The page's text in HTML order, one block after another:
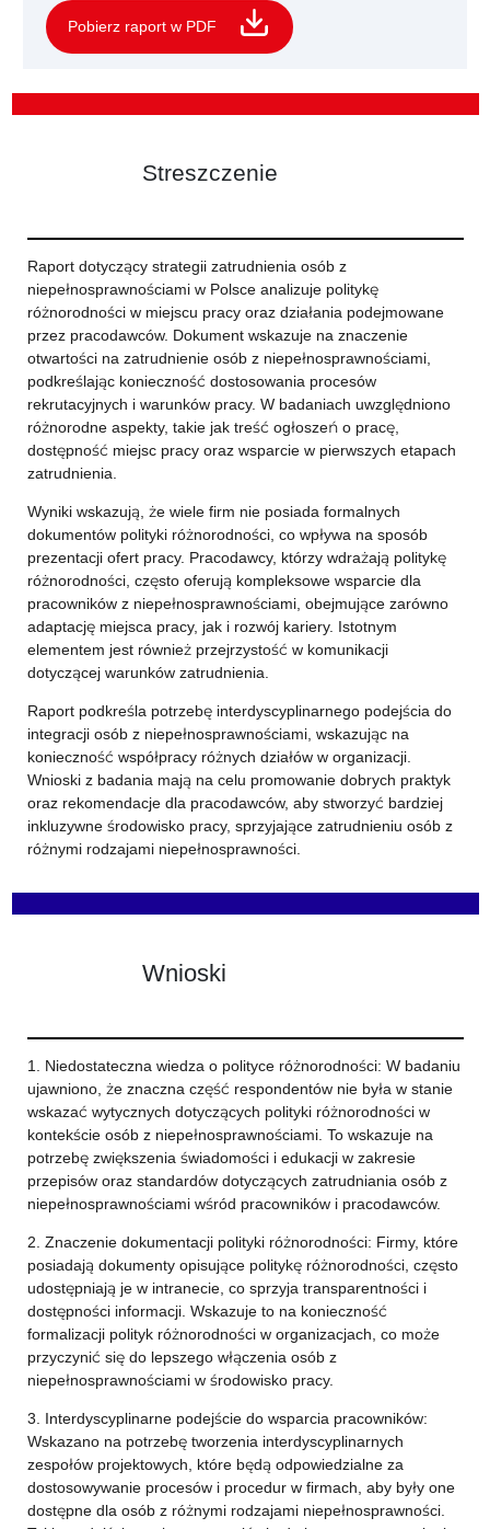
Pobierz raport w PDF
Streszczenie
Raport dotyczący strategii zatrudnienia osób z
niepełnosprawnościami w Polsce analizuje politykę
różnorodności w miejscu pracy oraz działania podejmowane
przez pracodawców. Dokument wskazuje na znaczenie
otwartości na zatrudnienie osób z niepełnosprawnościami,
podkreślając konieczność dostosowania procesów
rekrutacyjnych i warunków pracy. W badaniach uwzględniono
różnorodne aspekty, takie jak treść ogłoszeń o pracę,
dostępność miejsc pracy oraz wsparcie w pierwszych etapach
zatrudnienia.
Wyniki wskazują, że wiele firm nie posiada formalnych
dokumentów polityki różnorodności, co wpływa na sposób
prezentacji ofert pracy. Pracodawcy, którzy wdrażają politykę
różnorodności, często oferują kompleksowe wsparcie dla
pracowników z niepełnosprawnościami, obejmujące zarówno
adaptację miejsca pracy, jak i rozwój kariery. Istotnym
elementem jest również przejrzystość w komunikacji
dotyczącej warunków zatrudnienia.
Raport podkreśla potrzebę interdyscyplinarnego podejścia do
integracji osób z niepełnosprawnościami, wskazując na
konieczność współpracy różnych działów w organizacji.
Wnioski z badania mają na celu promowanie dobrych praktyk
oraz rekomendacje dla pracodawców, aby stworzyć bardziej
inkluzywne środowisko pracy, sprzyjające zatrudnieniu osób z
różnymi rodzajami niepełnosprawności.
Wnioski
1. Niedostateczna wiedza o polityce różnorodności: W badaniu
ujawniono, że znaczna część respondentów nie była w stanie
wskazać wytycznych dotyczących polityki różnorodności w
kontekście osób z niepełnosprawnościami. To wskazuje na
potrzebę zwiększenia świadomości i edukacji w zakresie
przepisów oraz standardów dotyczących zatrudniania osób z
niepełnosprawnościami wśród pracowników i pracodawców.
2. Znaczenie dokumentacji polityki różnorodności: Firmy, które
posiadają dokumenty opisujące politykę różnorodności, często
udostępniają je w intranecie, co sprzyja transparentności i
dostępności informacji. Wskazuje to na konieczność
formalizacji polityk różnorodności w organizacjach, co może
przyczynić się do lepszego włączenia osób z
niepełnosprawnościami w środowisko pracy.
3. Interdyscyplinarne podejście do wsparcia pracowników:
Wskazano na potrzebę tworzenia interdyscyplinarnych
zespołów projektowych, które będą odpowiedzialne za
dostosowywanie procesów i procedur w firmach, aby były one
dostępne dla osób z różnymi rodzajami niepełnosprawności.